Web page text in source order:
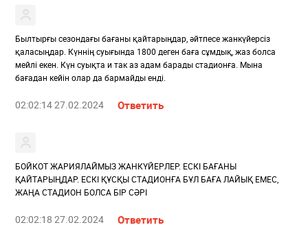
Былтырғы сезондағы бағаны қайтарыңдар, әйтпесе жанкүйерсіз
қаласыңдар. Күннің суығында 1800 деген баға сұмдық, жаз болса
мейлі екен. Күн суықта и так аз адам барады стадионға. Мына
бағадан кейін олар да бармайды енді.
02:02:14 27.02.2024 Ответить
БОЙКОТ ЖАРИЯЛАЙМЫЗ ЖАНКҮЙЕРЛЕР. ЕСКІ БАҒАНЫ
ҚАЙТАРЫҢДАР. ЕСКІ ҚҰСҚЫ СТАДИОНҒА БҰЛ БАҒА ЛАЙЫҚ ЕМЕС,
ЖАҢА СТАДИОН БОЛСА БІР СӘРІ
02:02:18 27.02.2024 Ответить